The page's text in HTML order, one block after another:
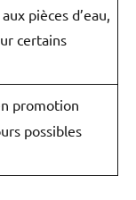
pièces d’eau,
certains
promotion
possibles